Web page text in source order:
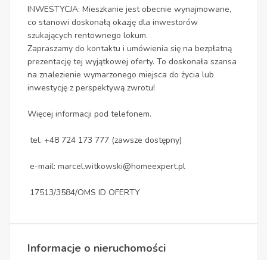
INWESTYCJA: Mieszkanie jest obecnie wynajmowane,
co stanowi doskonałą okazję dla inwestorów
szukających rentownego lokum.
Zapraszamy do kontaktu i umówienia się na bezpłatną
prezentację tej wyjątkowej oferty. To doskonała szansa
na znalezienie wymarzonego miejsca do życia lub
inwestycję z perspektywą zwrotu!
Więcej informacji pod telefonem.
tel. +48 724 173 777 (zawsze dostępny)
e-mail: marcel.witkowski@homeexpert.pl
17513/3584/OMS ID OFERTY
Informacje o nieruchomości